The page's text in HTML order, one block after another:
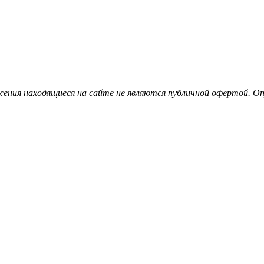
находящиеся на сайте не являются публичной офертой.